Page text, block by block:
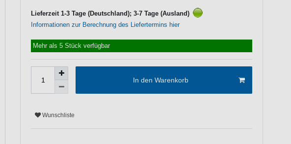
Lieferzeit 1-3 Tage (Deutschland); 3-7 Tage (Ausland)
Informationen zur Berechnung des Liefertermins hier
Mehr als 5 Stück verfügbar
In den Warenkorb
Wunschliste